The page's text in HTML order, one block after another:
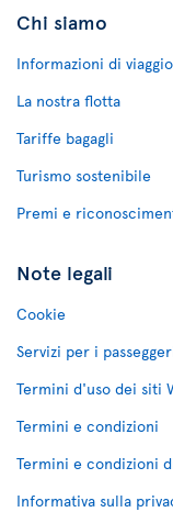
Chi siamo
Informazioni di viaggio
La nostra flotta
Tariffe bagagli
Turismo sostenibile
Premi e
Note legali
Cookie
Servizi per i
Termini d'uso dei siti
Termini e condizioni
Termini e condizioni
Informativa sulla